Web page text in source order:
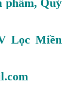
phẩm, Quý
Lọc Miền